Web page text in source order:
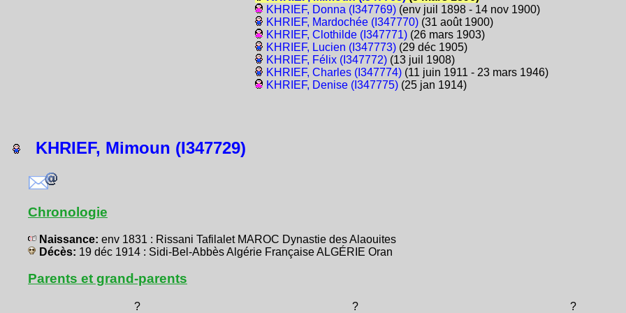
KHRIEF, Donna (I347769) (env juil 1898 - 14 nov 1900)
KHRIEF, Mardochée (I347770) (31 août 1900)
KHRIEF, Clothilde (I347771) (26 mars 1903)
KHRIEF, Lucien (I347773) (29 déc 1905)
KHRIEF, Félix (I347772) (13 juil 1908)
KHRIEF, Charles (I347774) (11 juin 1911 - 23 mars 1946)
KHRIEF, Denise (I347775) (25 jan 1914)
KHRIEF, Mimoun (I347729)
Chronologie
Naissance: env 1831 : Rissani Tafilalet MAROC Dynastie des Alaouites
Décès: 19 déc 1914 : Sidi-Bel-Abbès Algérie Française ALGÉRIE Oran
Parents et grand-parents
? ? ?